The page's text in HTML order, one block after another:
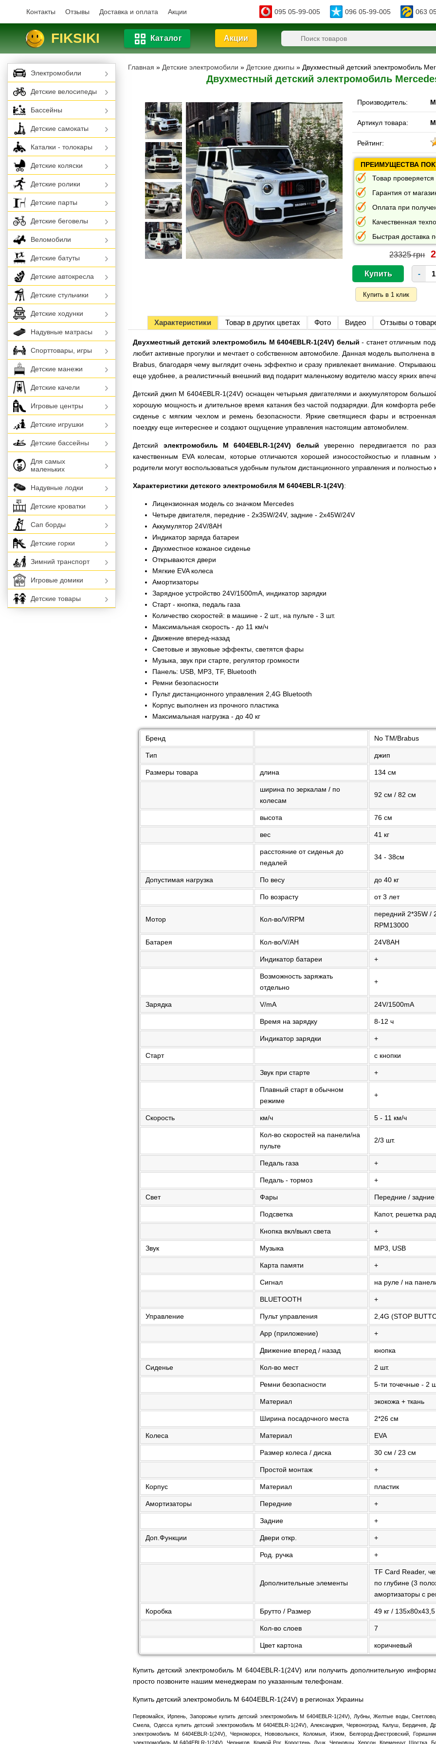
Контакты Отзывы Доставка и оплата Акции 095 05-99-005 096 05-99-005 063
FIKSIKI Каталог Акции
Главная » Детские электромобили » Детские джипы » Двухместный детский электромобиль
Двухместный детский электромобиль
Производитель:
Артикул товара:
Рейтинг:
ПРЕИМУЩЕСТВА
Товар
Гарантия от
Оплата при
Качественная
Быстрая доставка
23325 грн
-
Характеристики Товар в других цветах Фото Видео Отзывы о
Двухместный детский электромобиль M 6404EBLR-1(24V) белый - станет отличным
любит активные прогулки и мечтает о собственном автомобиле. Данная модель выполнена
Brabus, благодаря чему выглядит очень эффектно и сразу привлекает внимание.
еще удобнее, а реалистичный внешний вид подарит маленькому водителю массу ярких
Детский джип M 6404EBLR-1(24V) оснащен четырьмя двигателями и аккумулятором
хорошую мощность и длительное время катания без частой подзарядки. Для комфорта
сиденье с мягким чехлом и ремень безопасности. Яркие светящиеся фары и
поездку еще интереснее и создают ощущение управления настоящим автомобилем.
Детский электромобиль M 6404EBLR-1(24V) белый уверенно передвигается по
качественным EVA колесам, которые отличаются хорошей износостойкостью и плавным
родители могут воспользоваться удобным пультом дистанционного управления и полностью
Характеристики детского электромобиля M 6404EBLR-1(24V):
Лицензионная модель со значком Mercedes
Четыре двигателя, передние - 2х35W/24V, задние - 2х45W/24V
Аккумулятор 24V/8AH
Индикатор заряда батареи
Двухместное кожаное сиденье
Открываются двери
Мягкие EVA колеса
Амортизаторы
Зарядное устройство 24V/1500mA, индикатор зарядки
Старт - кнопка, педаль газа
Количество скоростей: в машине - 2 шт., на пульте - 3 шт.
Максимальная скорость - до 11 км/ч
Движение вперед-назад
Световые и звуковые эффекты, светятся фары
Музыка, звук при старте, регулятор громкости
Панель: USB, MP3, TF, Bluetooth
Ремни безопасности
Пульт дистанционного управления 2,4G Bluetooth
Корпус выполнен из прочного пластика
Максимальная нагрузка - до 40 кг
Бренд No TM/Brabus
Тип джип
Размеры товара длина 134 см
ширина по зеркалам / по
колесам
92 см / 82 см
высота 76 см
вес 41 кг
расстояние от сиденья до
педалей
34 - 38см
Допустимая нагрузка По весу до 40 кг
По возрасту от 3 лет
Мотор Кол-во/V/RPM
передний 2*35W /
RPM13000
Батарея Кол-во/V/AH 24V8AH
Индикатор батареи +
Возможность заряжать
отдельно
+
Зарядка V/mA 24V/1500mA
Время на зарядку 8-12 ч
Индикатор зарядки +
Старт с кнопки
Звук при старте +
Плавный старт в обычном
режиме
+
Скорость км/ч 5 - 11 км/ч
Кол-во скоростей на панели/на
пульте
2/3 шт.
Педаль газа +
Педаль - тормоз +
Свет Фары Передние / задние
Подсветка Капот, решетка
Кнопка вкл/выкл света +
Звук Музыка MP3, USB
Карта памяти +
Сигнал на руле / на
BLUETOOTH +
Управление Пульт управления 2,4G (STOP
App (приложение) +
Движение вперед / назад кнопка
Сиденье Кол-во мест 2 шт.
Ремни безопасности 5-ти точечные - 2
Материал экокожа + ткань
Ширина посадочного места 2*26 см
Колеса Материал EVA
Размер колеса / диска 30 см / 23 см
Простой монтаж +
Корпус Материал пластик
Амортизаторы Передние +
Задние +
Доп.Функции Двери откр. +
Род. ручка +
Дополнительные элементы
TF Card Reader,
по глубине (3
амортизаторы с
Коробка Брутто / Размер 49 кг /
Кол-во слоев 7
Цвет картона коричневый
Купить детский электромобиль M 6404EBLR-1(24V) или получить дополнительную
просто позвоните нашим менеджерам по указанным телефонам.
Купить детский электромобиль M 6404EBLR-1(24V) в регионах Украины
Первомайск, Ирпень, Запорожье купить детский электромобиль M 6404EBLR-1(24V), Лубны, Желтые воды,
Смела, Одесса купить детский электромобиль M 6404EBLR-1(24V), Александрия, Червоноград, Калуш,
электромобиль M 6404EBLR-1(24V), Черноморск, Нововолынск, Коломыя, Изюм, Белгород-Днестровский,
электромобиль M 6404EBLR-1(24V), Чернигов, Кривой Рог, Коростень, Луцк, Черновцы, Херсон, Кременчуг, Шостка,
Электромобили
Детские велосипеды
Бассейны
Детские самокаты
Каталки - толокары
Детские коляски
Детские ролики
Детские парты
Детские беговелы
Веломобили
Детские батуты
Детские автокресла
Детские стульчики
Детские ходунки
Надувные матрасы
Спорттовары, игры
Детские манежи
Детские качели
Игровые центры
Детские игрушки
Детские бассейны
Для самых
маленьких
Надувные лодки
Детские кроватки
Сап борды
Детские горки
Зимний транспорт
Игровые домики
Детские товары